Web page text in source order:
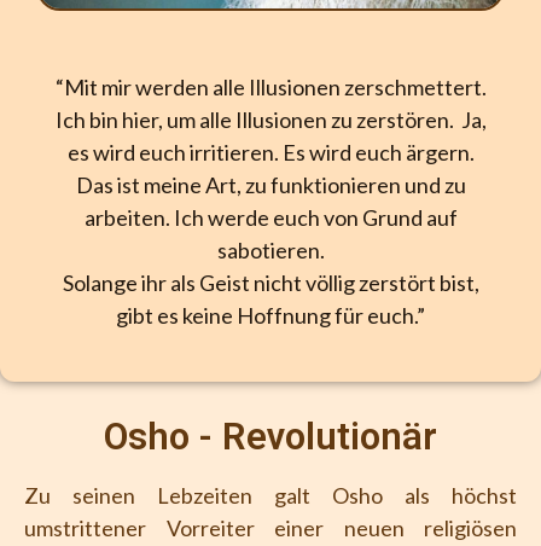
“Mit mir werden alle Illusionen zerschmettert.
Ich bin hier, um alle Illusionen zu zerstören. Ja,
es wird euch irritieren. Es wird euch ärgern.
Das ist meine Art, zu funktionieren und zu
arbeiten. Ich werde euch von Grund auf
sabotieren.
Solange ihr als Geist nicht völlig zerstört bist,
gibt es keine Hoffnung für euch.”
Osho - Revolutionär
Zu seinen Lebzeiten galt Osho als höchst
umstrittener Vorreiter einer neuen religiösen